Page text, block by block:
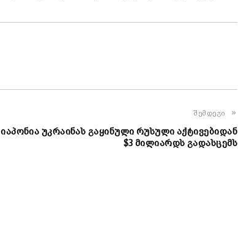
შემდეგი
იაპონია უკრაინას გაყინული რუსული აქტივებიდან
$3 მილიარდს გადასცემს